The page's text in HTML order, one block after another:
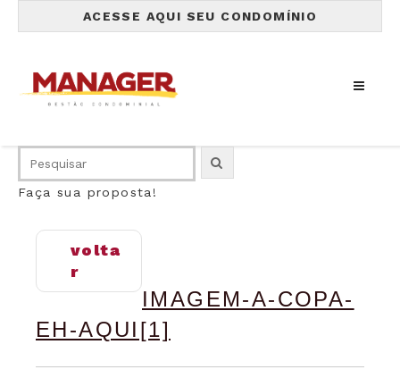
ACESSE AQUI SEU CONDOMÍNIO
Faça sua proposta!
volta
r
IMAGEM-A-COPA-
EH-AQUI[1]